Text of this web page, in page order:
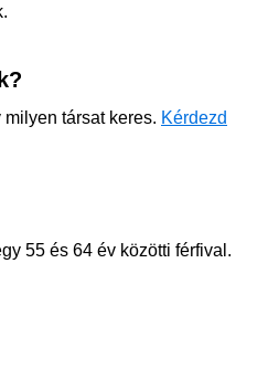
társat keres. Kérdezd
55 és 64 év közötti férfival.